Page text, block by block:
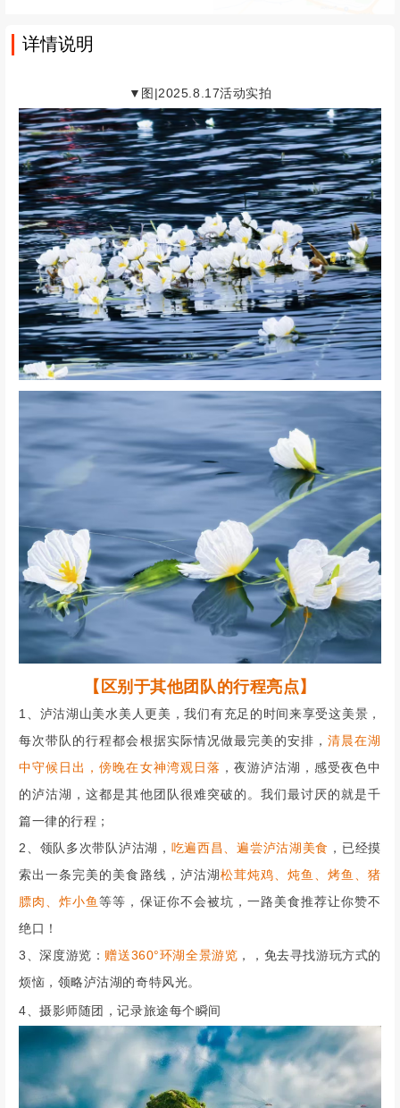
详情说明
▼图|2025.8.17活动实拍
【区别于其他团队的行程亮点】
1、泸沽湖山美水美人更美，我们有充足的时间来享受这美景，
每次带队的行程都会根据实际情况做最完美的安排，清晨在湖
中守候日出，傍晚在女神湾观日落 ，夜游泸沽湖，感受夜色中
的泸沽湖，这都是其他团队很难突破的。我们最讨厌的就是千
篇一律的行程；
2、领队多次带队泸沽湖， 吃遍西昌、遍尝泸沽湖美食 ，已经摸
索出一条完美的美食路线，泸沽湖松茸炖鸡、炖鱼、烤鱼、猪
膘肉、炸小鱼等等，保证你不会被坑，一路美食推荐让你赞不
绝口！
3、深度游览：赠送360°环湖全景游览 ，
，免去寻找游玩方式的
烦恼， 领略泸沽湖的奇特风光。
4、摄影师随团，记录旅途每个瞬间